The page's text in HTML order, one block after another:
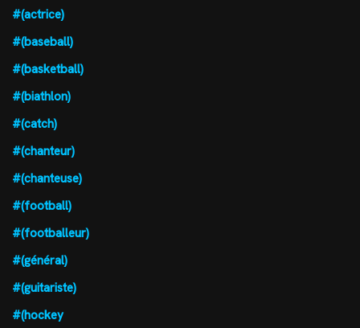
#(actrice)
#(baseball)
#(basketball)
#(biathlon)
#(catch)
#(chanteur)
#(chanteuse)
#(football)
#(footballeur)
#(général)
#(guitariste)
#(hockey